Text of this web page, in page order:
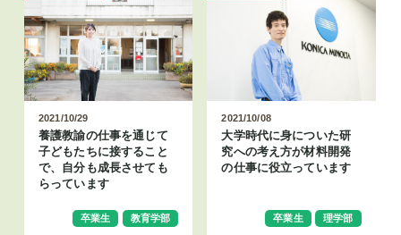
2021/10/29
養護教諭の仕事を通じて
子どもたちに接すること
で、自分も成長させても
らっています
卒業生 教育学部
2021/10/08
大学時代に身についた研
究への考え方が材料開発
の仕事に役立っています
卒業生 理学部